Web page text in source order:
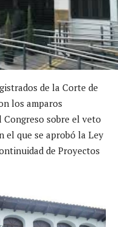
de la Corte de
los amparos
sobre el veto
el que se aprobó la Ley
de Proyectos